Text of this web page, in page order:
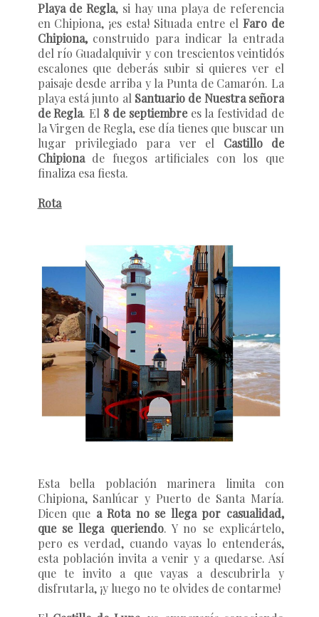
Playa de Regla, si hay una playa de referencia
en Chipiona, ¡es esta! Situada entre elFaro de
Chipiona,construido para indicar la entrada
del río Guadalquivir y con trescientos veintidós
escalones que deberás subir si quieres ver el
paisaje desde arriba y la Punta de Camarón. La
playa está junto al Santuario de Nuestra señora
de Regla. El 8 de septiembrees la festividad de
la Virgen de Regla, ese día tienes que buscar un
lugar privilegiado para ver el Castillo de
Chipionade fuegos artificiales con los que
finaliza esa fiesta.
Rota
Esta bella población marinera limita con
Chipiona, Sanlúcar y Puerto de Santa María.
Dicen que a Rota no se llega por casualidad,
que se llega queriendo. Y no se explicártelo,
pero es verdad, cuando vayas lo entenderás,
esta población invita a venir y a quedarse. Así
que te invito a que vayas a descubrirla y
disfrutarla, ¡y luego no te olvides de contarme!